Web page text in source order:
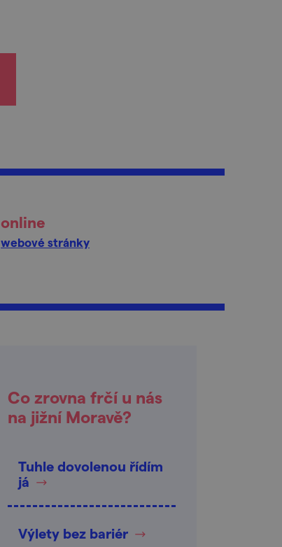
online
webové stránky
Co zrovna frčí u nás
na jižní Moravě?
Tuhle dovolenou řídím
já
Výlety bez bariér